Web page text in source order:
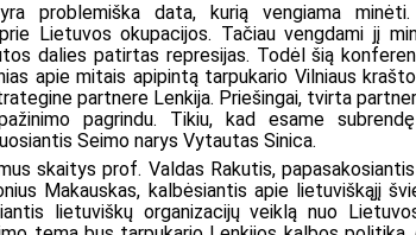
problemiška data, kurią vengiama
Lietuvos okupacijos. Tačiau vengdami jį
dalies patirtas represijas. Todėl šią
apie mitais apipintą tarpukario Vilniaus
partnere Lenkija. Priešingai, tvirta
pagrindu. Tikiu, kad esame
Seimo narys Vytautas Sinica.
skaitys prof. Valdas Rakutis,
Makauskas, kalbėsiantis apie lietuviškąjį
lietuviškų organizacijų veiklą nuo